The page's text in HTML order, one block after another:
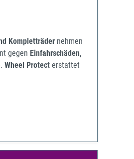
Kompletträder nehmen
gegen Einfahrschäden,
Wheel Protect erstattet